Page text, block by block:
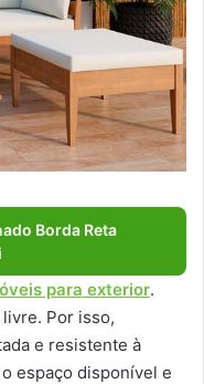
Borda Reta
para exterior.
Por isso,
e resistente à
espaço disponível e